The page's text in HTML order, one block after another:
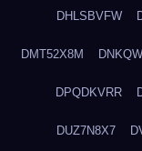
DHLSBVFW
DMT52X8M
DPQDKVRR
DUZ7N8X7